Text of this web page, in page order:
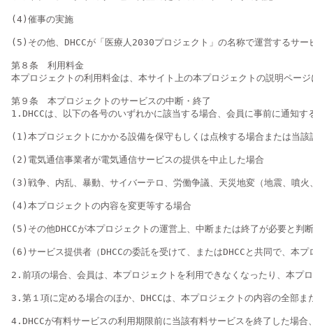
(4)催事の実施
(5)その他、DHCCが「医療人2030プロジェクト」の名称で運営するサー
第８条　利用料金
本プロジェクトの利用料金は、本サイト上の本プロジェクトの説明ペー
第９条　本プロジェクトのサービスの中断・終了
1.DHCCは、以下の各号のいずれかに該当する場合、会員に事前に通知
(1)本プロジェクトにかかる設備を保守もしくは点検する場合または当
(2)電気通信事業者が電気通信サービスの提供を中止した場合
(3)戦争、内乱、暴動、サイバーテロ、労働争議、天災地変（地震、噴
(4)本プロジェクトの内容を変更等する場合
(5)その他DHCCが本プロジェクトの運営上、中断または終了が必要と判
(6)サービス提供者（DHCCの委託を受けて、またはDHCCと共同で、本
2.前項の場合、会員は、本プロジェクトを利用できなくなったり、本プ
3.第１項に定める場合のほか、DHCCは、本プロジェクトの内容の全部
4.DHCCが有料サービスの利用期限前に当該有料サービスを終了した場